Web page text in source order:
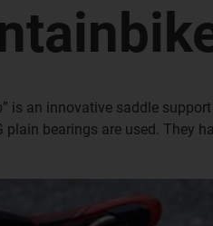
is an innovative saddle
plain bearings are used. They